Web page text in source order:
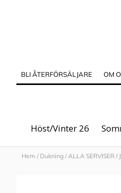
BLI ÅTERFÖRSÄLJARE OM
Höst/Vinter 26
Hem / Dukning / ALLA SERVISER /